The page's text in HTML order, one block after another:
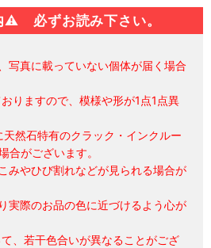
必ずお読み下さい。
写真に載っていない個体が届く場合
りますので、模様や形が1点1点異
然石特有のクラック・インクルー
合がございます。
みやひび割れなどが見られる場合が
実際のお品の色に近づけるよう心が
、若干色合いが異なることがござ